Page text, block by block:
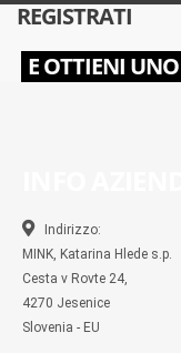
REGISTRATI
E OTTIENI
Indirizzo:
MINK, Katarina Hlede s.p.
Cesta v Rovte 24,
4270 Jesenice
Slovenia - EU